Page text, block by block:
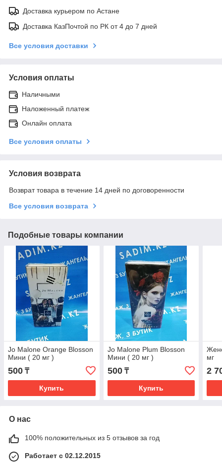
Доставка курьером по Астане
Доставка КазПочтой по РК от 4 до 7 дней
Все условия доставки
Условия оплаты
Наличными
Наложенный платеж
Онлайн оплата
Все условия оплаты
Условия возврата
Возврат товара в течение 14 дней по договоренности
Все условия возврата
Подобные товары компании
Jo Malone Orange Blosson
Мини ( 20 мг )
500 ₸
Купить
Jo Malone Plum Blosson
Мини ( 20 мг )
500₸
Купить
мг
2
О нас
100% положительных из 5 отзывов за год
Работает с 02.12.2015